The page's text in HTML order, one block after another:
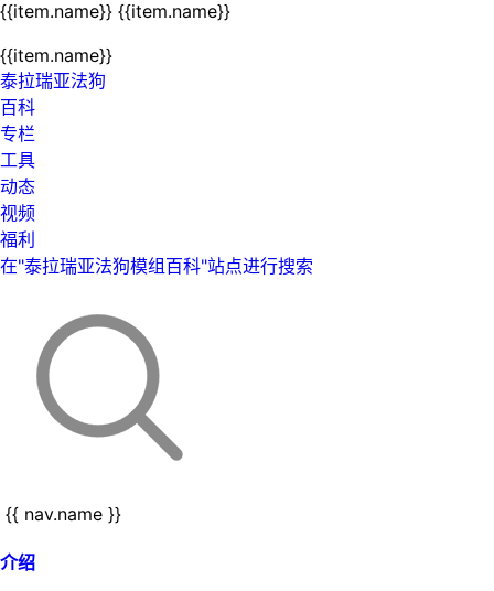
{{item.name}} {{item.name}}
{{item.name}}
泰拉瑞亚法狗
百科
专栏
工具
动态
视频
福利
在"泰拉瑞亚法狗模组百科"站点进行搜索
{{ nav.name }}
介绍